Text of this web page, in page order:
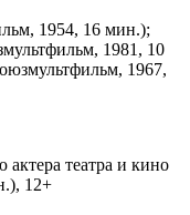
1954, 16 мин.);
1981, 10
1967,
актера театра и кино
12+